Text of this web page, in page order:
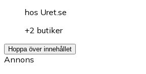
hos Uret.se
+2 butiker
Hoppa över innehållet
Annons